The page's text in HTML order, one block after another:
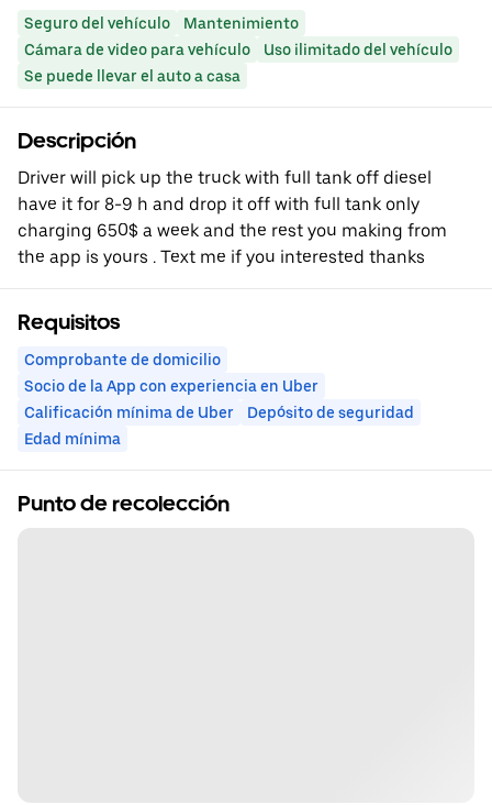
Seguro del vehículo
Mantenimiento
Cámara de video para vehículo
Uso ilimitado del vehículo
Se puede llevar el auto a casa
Descripción
Driver will pick up the truck with full tank off diesel
have it for 8-9 h and drop it off with full tank only
charging 650$ a week and the rest you making from
the app is yours . Text me if you interested thanks
Requisitos
Comprobante de domicilio
Socio de la App con experiencia en Uber
Calificación mínima de Uber
Depósito de seguridad
Edad mínima
Punto de recolección